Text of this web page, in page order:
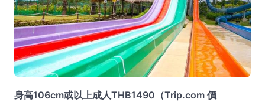
身高106cm或以上成人THB1490（Trip.com 價